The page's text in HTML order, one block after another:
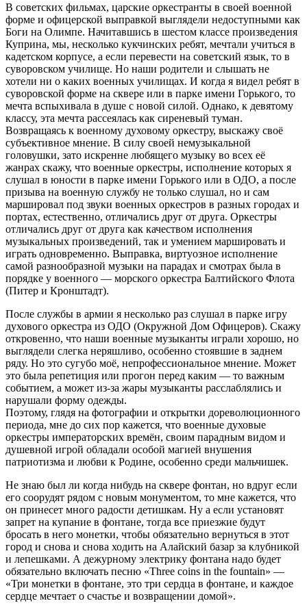
В советских фильмах, царские оркестранты в своей военной
форме и офицерской выправкой выглядели недоступными как
Боги на Олимпе. Начитавшись в шестом классе произведения
Куприна, мы, несколько кукчинских ребят, мечтали учиться в
кадетском корпусе, а если перевести на советский язык, то в
суворовском училище. Но наши родители и слышать не
хотели ни о каких военных училищах. И когда я видел ребят в
суворовской форме на сквере или в парке имени Горького, то
мечта вспыхивала в душе с новой силой. Однако, к девятому
классу, эта мечта рассеялась как сиреневый туман.
Возвращаясь к военному духовому оркестру, выскажу своё
субъективное мнение. В силу своей немузыкальной
головушки, зато искренне любящего музыку во всех её
жанрах скажу, что военные оркестры, исполнение которых я
слушал в юности в парке имени Горького или в ОДО, а после
призыва на военную службу не только слушал, но и сам
маршировал под звуки военных оркестров в разных городах и
портах, естественно, отличались друг от друга. Оркестры
отличались друг от друга как качеством исполнения
музыкальных произведений, так и умением маршировать и
играть одновременно. Выправка, виртуозное исполнение
самой разнообразной музыки на парадах и смотрах была в
порядке у военного — морского оркестра Балтийского Флота
(Питер и Кронштадт).
После службы в армии я несколько раз слушал в парке игру
духового оркестра из ОДО (Окружной Дом Офицеров). Скажу
откровенно, что наши военные музыканты играли хорошо, но
выглядели слегка неряшливо, особенно стоявшие в заднем
ряду. Но это сугубо моё, непрофессиональное мнение. Может
это была репетиция или прогон перед каким — то важным
событием, а может из-за жары музыканты расслаблялись и
нарушали форму одежды.
Поэтому, глядя на фотографии и открытки дореволюционного
периода, мне до сих пор кажется, что военные духовые
оркестры императорских времён, своим парадным видом и
душевной игрой обладали особой магией внушения
патриотизма и любви к Родине, особенно среди мальчишек.
Не знаю был ли когда нибудь на сквере фонтан, но вдруг если
его соорудят рядом с новым монументом, то мне кажется, что
он принесет много радости детишкам. Ну а если установят
запрет на купание в фонтане, тогда все приезжие будут
бросать в него монетки, чтобы обязательно вернуться в этот
город и снова и снова ходить на Алайский базар за клубникой
и лепешками. А дежурному электрику фонтана надо будет
обязательно включать песню «Three coins in the fountain» —
«Три монетки в фонтане, это три сердца в фонтане, и каждое
сердце мечтает о счастье и возвращении домой».